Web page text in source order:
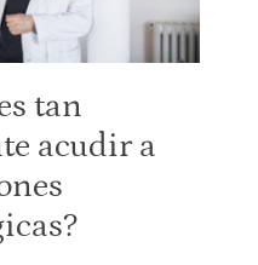
tan
acudir a